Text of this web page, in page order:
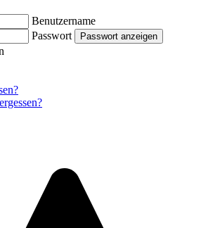
Benutzername
Passwort
Passwort anzeigen